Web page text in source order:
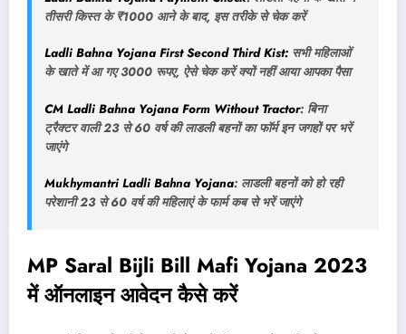
तीसरी किस्त के ₹1000 आने के बाद, इस तरीके से चेक करें
Ladli Bahna Yojana First Second Third Kist:सभी महिलाओं
के खाते में आ गए 3000 रूपए, ऐसे चेक करें क्यों नहीं आया आपका पैसा
CM Ladli Bahna Yojana Form Without Tractor: बिना
ट्रैक्टर वाली 23 से 60 वर्ष की लाडली बहनों का फॉर्म इन जगहों पर भरें
जाएंगे
Mukhymantri Ladli Bahna Yojana: लाडली बहनों को हो रही
परेशानी 23 से 60 वर्ष की महिलाएं के फार्म कब से भरें जाएंगे
MP Saral Bijli Bill Mafi Yojana 2023
में ऑनलाइन आवेदन कैसे करें